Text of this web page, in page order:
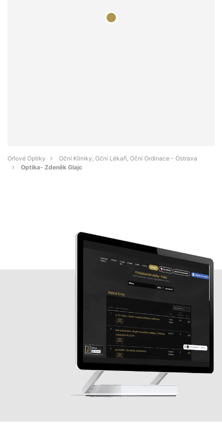
Orlové Optiky
Oční Kliniky, Oční Lékaři, Oční Ordinace - Ostrava
Optika- Zdeněk Glajc